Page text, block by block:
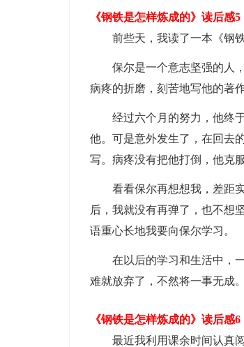
《钢铁是怎样炼成的》读后感5
前些天，我读了一本《钢
保尔是一个意志坚强的人
病疼的折磨，刻苦地写他的
经过六个月的努力，他终
他。可是意外发生了，在回去
写。病疼没有把他打倒，他克
看看保尔再想想我，差距
后，我就没有再弹了，也不想
语重心长地我要向保尔学习。
在以后的学习和生活中，
难就放弃了，不然将一事无成。
《钢铁是怎样炼成的》读后感6
最近我利用课余时间认真